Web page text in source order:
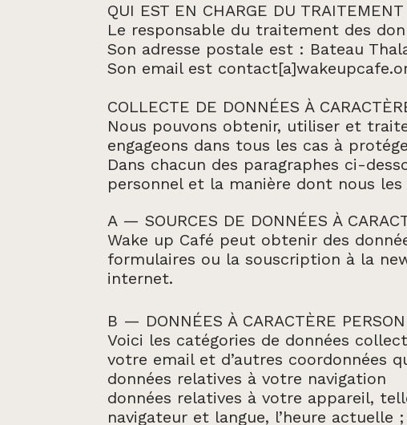
QUI EST EN CHARGE DU
Le responsable du traitement des
Son adresse postale est : Bateau
Son email est
COLLECTE DE DONNÉES À
Nous pouvons obtenir, utiliser et
engageons dans tous les cas à
Dans chacun des paragraphes ci-
personnel et la manière dont nous
A — SOURCES DE DONNÉES À
Wake up Café peut obtenir des
formulaires ou la souscription à la
internet.
B — DONNÉES À CARACTÈRE
Voici les catégories de données
votre email et d’autres coordonnées
données relatives à votre navigation
données relatives à votre appareil,
navigateur et langue, l’heure actuelle ;